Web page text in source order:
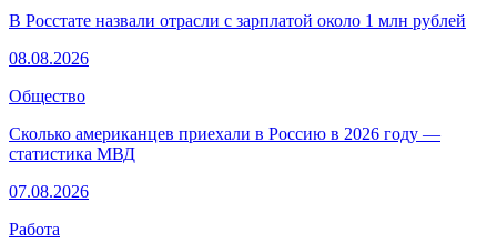
В Росстате назвали отрасли с зарплатой около 1 млн рублей
08.08.2026
Общество
Сколько американцев приехали в Россию в 2026 году —
статистика МВД
07.08.2026
Работа